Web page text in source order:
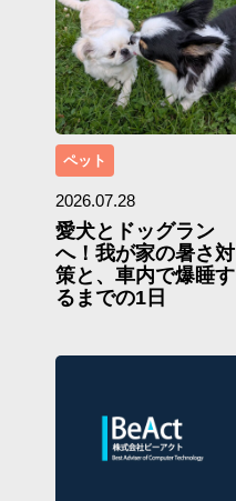
ペット
2026.07.28
愛犬とドッグラン
へ！我が家の暑さ対
策と、車内で爆睡す
るまでの1日